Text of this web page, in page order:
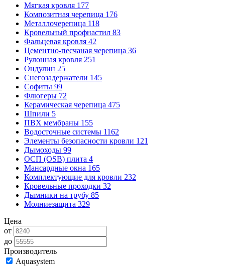
Мягкая кровля 177
Композитная черепица 176
Металлочерепица 118
Кровельный профнастил 83
Фальцевая кровля 42
Цементно-песчаная черепица 36
Рулонная кровля 251
Ондулин 25
Снегозадержатели 145
Софиты 99
Флюгеры 72
Керамическая черепица 475
Шпили 5
ПВХ мембраны 155
Водосточные системы 1162
Элементы безопасности кровли 121
Дымоходы 99
ОСП (OSB) плита 4
Мансардные окна 165
Комплектующие для кровли 232
Кровельные проходки 32
Дымники на трубу 85
Молниезащита 329
Цена
от
до
Производитель
Aquasystem